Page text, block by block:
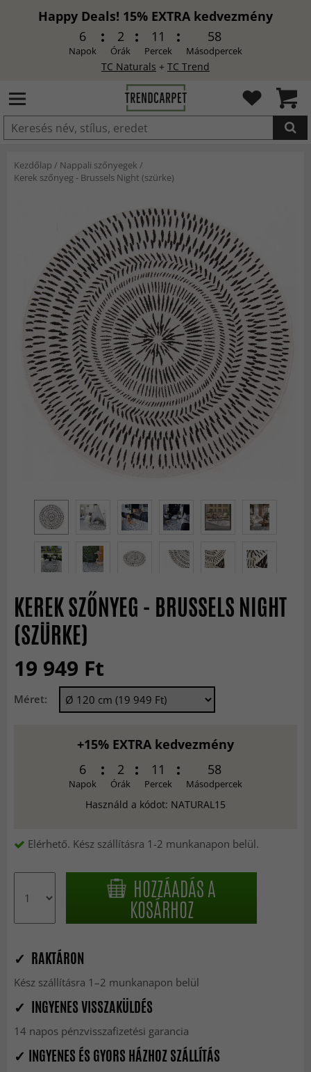
Happy Deals! 15% EXTRA kedvezmény
6
Napok
2
Órák
11
Percek
57
Másodpercek
TC Naturals + TC Trend
HOZZÁADVA
Kezdőlap / Nappali szőnyegek /
Kerek szőnyeg - Brussels Night (szürke)
KEREK SZŐNYEG - BRUSSELS NIGHT
(SZÜRKE)
19 949 Ft
Méret:
+15% EXTRA kedvezmény
6
Napok
2
Órák
11
Percek
57
Másodpercek
Használd a kódot: NATURAL15
Elérhető. Kész szállításra 1-2 munkanapon belül.
HOZZÁADÁS A
KOSÁRHOZ
✓ RAKTÁRON
Kész szállításra 1–2 munkanapon belül
✓ INGYENES VISSZAKÜLDÉS
14 napos pénzvisszafizetési garancia
✓ INGYENES ÉS GYORS HÁZHOZ SZÁLLÍTÁS